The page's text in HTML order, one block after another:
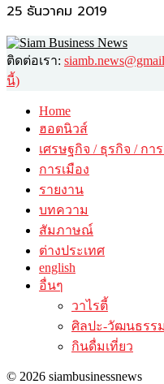
25 ธันวาคม 2019
ติดต่อเรา:
นี้)
Home
ฮอตนิวส์
เศรษฐกิจ / ธุรกิจ / กา
การเมือง
รายงาน
บทความ
สัมภาษณ์
ต่างประเทศ
english
อื่นๆ
วาไรตี้
ศิลปะ-วัฒนธรรม
กินดื่มเที่ยว
© 2026 siambusinessnews